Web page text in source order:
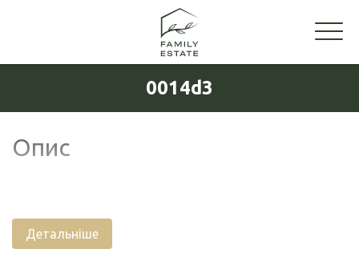
0014d3
Опис
Детальніше